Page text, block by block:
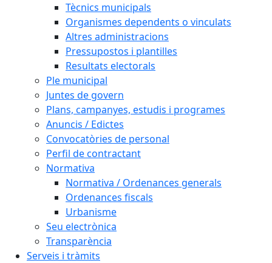
Tècnics municipals
Organismes dependents o vinculats
Altres administracions
Pressupostos i plantilles
Resultats electorals
Ple municipal
Juntes de govern
Plans, campanyes, estudis i programes
Anuncis / Edictes
Convocatòries de personal
Perfil de contractant
Normativa
Normativa / Ordenances generals
Ordenances fiscals
Urbanisme
Seu electrònica
Transparència
Serveis i tràmits